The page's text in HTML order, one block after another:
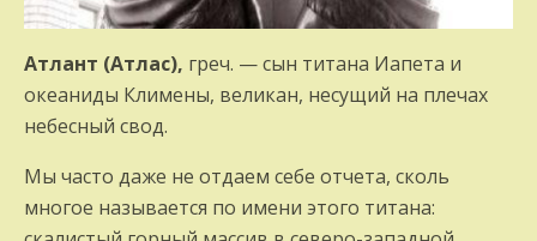
Атлант (Атлас), греч. — сын титана Иапета и
океаниды Климены, великан, несущий на плечах
небесный свод.
Мы часто даже не отдаем себе отчета, сколь
многое называется по имени этого титана: